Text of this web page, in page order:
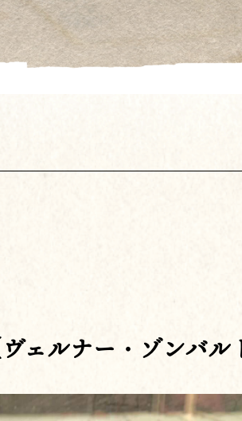
ェルナー・ゾンバル